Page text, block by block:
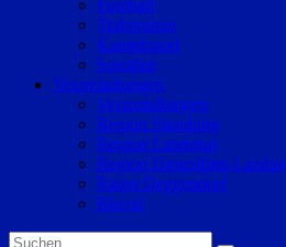
Football
Trabrennen
Kampfsport
Sonstige
Veranstaltungen
Veranstaltungen
Region Straubing
Region Landshut
Region Dingolfing-Landau
Raum Deggendorf
Bluval